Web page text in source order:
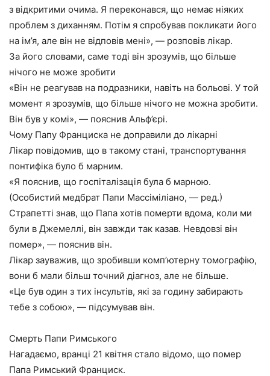
з відкритими очима. Я переконався, що немає ніяких
проблем з диханням. Потім я спробував покликати його
на ім’я, але він не відповів мені», — розповів лікар.
За його словами, саме тоді він зрозумів, що більше
нічого не може зробити
«Він не реагував на подразники, навіть на больові. У той
момент я зрозумів, що більше нічого не можна зробити.
Він був у комі», — пояснив Альф’єрі.
Чому Папу Франциска не доправили до лікарні
Лікар повідомив, що в такому стані, транспортування
понтифіка було б марним.
«Я пояснив, що госпіталізація була б марною.
(Особистий медбрат Папи Массіміліано, — ред.)
Страпетті знав, що Папа хотів померти вдома, коли ми
були в Джемеллі, він завжди так казав. Невдовзі він
помер», — пояснив він.
Лікар зауважив, що зробивши комп’ютерну томографію,
вони б мали більш точний діагноз, але не більше.
«Це був один з тих інсультів, які за годину забирають
тебе з собою», — підсумував він.
Смерть Папи Римського
Нагадаємо, вранці 21 квітня стало відомо, що помер
Папа Римський Франциск.